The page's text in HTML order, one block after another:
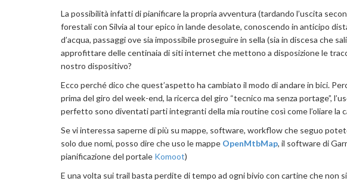
La possibilità infatti di pianificare la propria avventura (tardando l’uscita
forestali con Silvia al tour epico in lande desolate, conoscendo in anticipo
d’acqua, passaggi ove sia impossibile proseguire in sella (sia in discesa che
approfittare delle centinaia di siti internet che mettono a disposizione le
nostro dispositivo?
Ecco perché dico che quest’aspetto ha cambiato il modo di andare in bici.
prima del giro del week-end, la ricerca del giro “tecnico ma senza portage”,
perfetto sono diventati parti integranti della mia routine così come l’oliare la
Se vi interessa saperne di più su mappe, software, workflow che seguo
solo due nomi, posso dire che uso le mappe OpenMtbMap, il software di
pianificazione del portale Komoot)
E una volta sui trail basta perdite di tempo ad ogni bivio con cartine che non